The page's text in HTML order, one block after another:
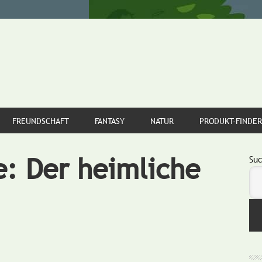
FREUNDSCHAFT FANTASY NATUR PRODUKT-FINDER
Der heimliche